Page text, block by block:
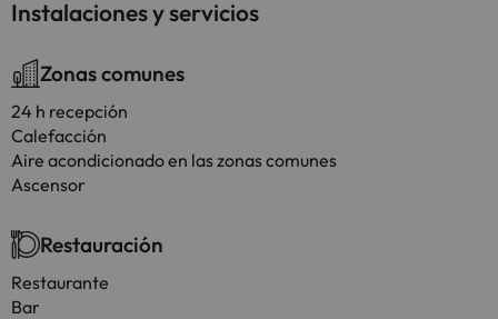
Instalaciones y servicios
Zonas comunes
24 h recepción
Calefacción
Aire acondicionado en las zonas comunes
Ascensor
Restauración
Restaurante
Bar